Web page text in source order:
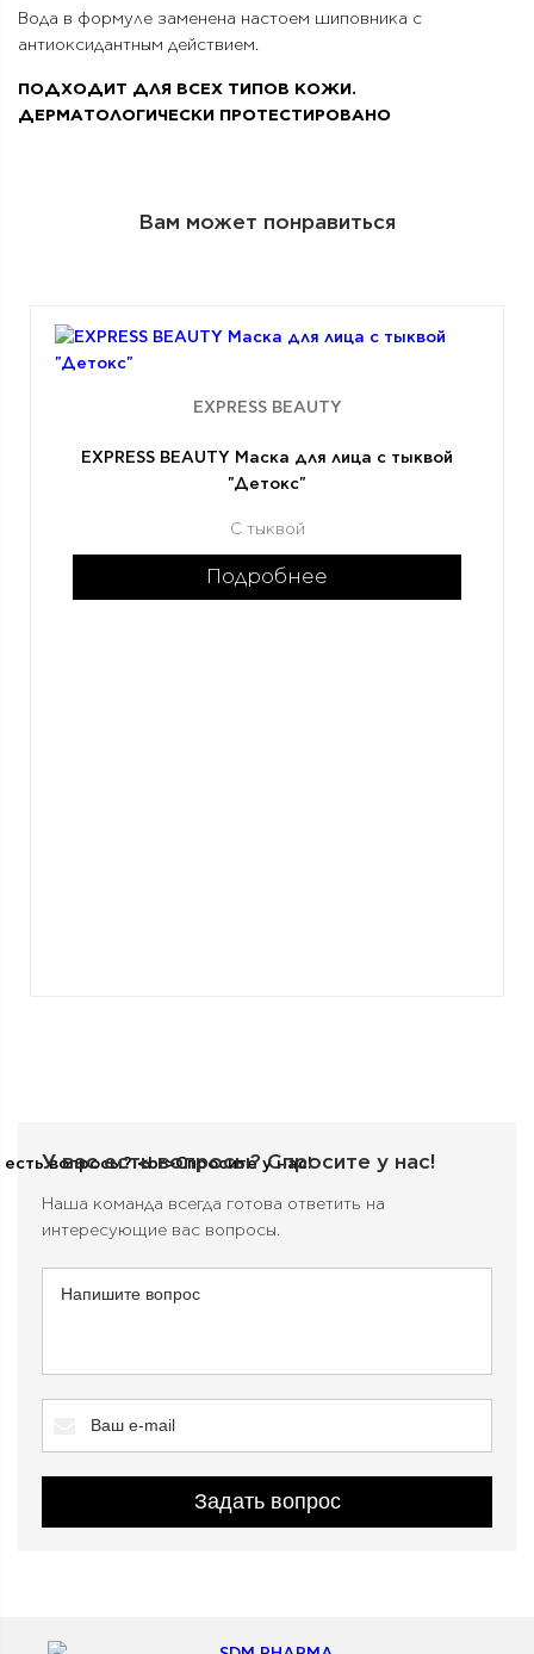
Вода в формуле заменена настоем шиповника с
антиоксидантным действием.
ПОДХОДИТ ДЛЯ ВСЕХ ТИПОВ КОЖИ.
ДЕРМАТОЛОГИЧЕСКИ ПРОТЕСТИРОВАНО
Вам может понравиться
EXPRESS BEAUTY
EXPRESS BEAUTY Маска для лица с тыквой
"Детокс"
С тыквой
Подробнее
У вас есть вопросы?Спросите у нас!
Наша команда всегда готова ответить на
интересующие вас вопросы.
Задать вопрос